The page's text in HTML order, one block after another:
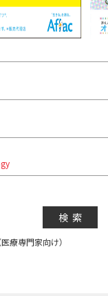
医療
検索
療専門家向け）